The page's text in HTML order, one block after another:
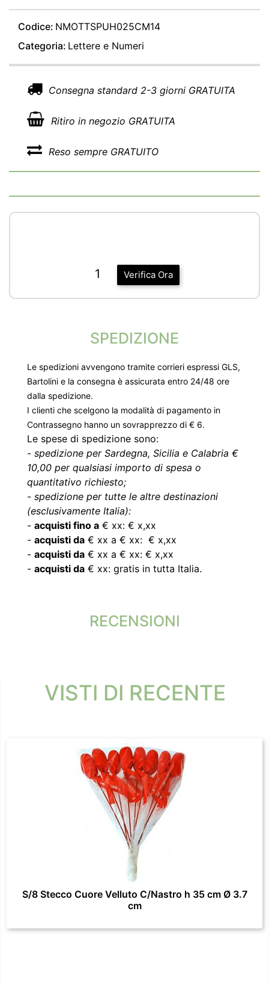
Codice: NMOTTSPUH025CM14
Categoria: Lettere e Numeri
Consegna standard 2-3 giorni GRATUITA
Ritiro in negozio GRATUITA
Reso sempre GRATUITO
Verifica Ora
1
SPEDIZIONE
Le spedizioni avvengono tramite corrieri espressi GLS,
Bartolini e la consegna è assicurata entro 24/48 ore
dalla spedizione.
I clienti che scelgono la modalità di pagamento in
Contrassegno hanno un sovrapprezzo di € 6.
Le spese di spedizione sono:
- spedizione per Sardegna, Sicilia e Calabria €
10,00 per qualsiasi importo di spesa o
quantitativo richiesto;
- spedizione per tutte le altre destinazioni
(esclusivamente Italia):
- acquisti fino a € xx: € x,xx
- acquisti da € xx a € xx: € x,xx
- acquisti da € xx a € xx: € x,xx
- acquisti da € xx: gratis in tutta Italia.
RECENSIONI
VISTI DI RECENTE
S/8 Stecco Cuore Velluto C/Nastro h 35 cm Ø 3.7
cm